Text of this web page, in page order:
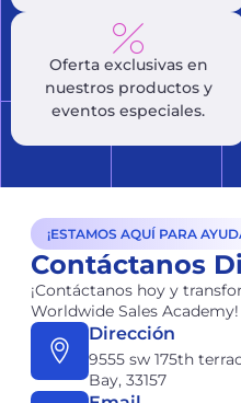
Oferta exclusivas en
nuestros productos y
eventos especiales.
¡ESTAMOS AQUÍ PARA
Contáctanos
¡Contáctanos hoy y
Worldwide Sales Academy!
Dirección
9555 sw 175th
Bay, 33157